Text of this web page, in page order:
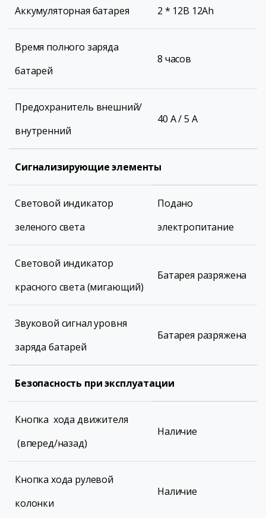
Аккумуляторная батарея 2 * 12В 12Ah
Время полного заряда
батарей
8 часов
Предохранитель внешний/
внутренний
40 A / 5 А
Сигнализирующие элементы
Световой индикатор
зеленого света
Подано
электропитание
Световой индикатор
красного света (мигающий)
Батарея разряжена
Звуковой сигнал уровня
заряда батарей
Батарея разряжена
Безопасность при эксплуатации
Кнопка хода движителя
(вперед/назад)
Наличие
Кнопка хода рулевой
колонки
Наличие